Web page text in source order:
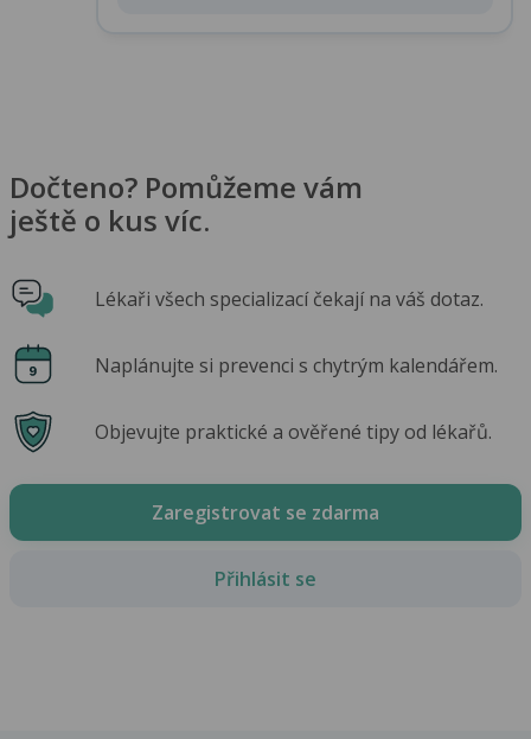
Dočteno? Pomůžeme vám
ještě o kus víc.
Lékaři všech specializací čekají na váš dotaz.
Naplánujte si prevenci s chytrým kalendářem.
Objevujte praktické a ověřené tipy od lékařů.
Zaregistrovat se zdarma
Přihlásit se